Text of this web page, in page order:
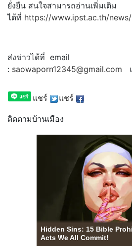
ยั่งยืน สนใจสามารถอ่านเพิ่มเติม
ได้ที่ https://www.ipst.ac.th/news/
ส่งข่าวได้ที่ email
: saowaporn12345@gmail.com
แชร์ แชร์
ติดตามบ้านเมือง